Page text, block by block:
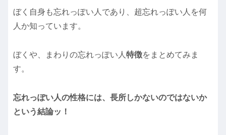
ぼく自身も忘れっぽい人であり、超忘れっぽい人を何
人か知っています。
ぼくや、まわりの忘れっぽい人 特徴をまとめてみま
す。
忘れっぽい人の性格には、長所しかないのではないか
という結論ッ！